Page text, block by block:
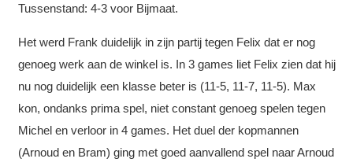
Tussenstand: 4-3 voor Bijmaat.
Het werd Frank duidelijk in zijn partij tegen Felix dat er nog
genoeg werk aan de winkel is. In 3 games liet Felix zien dat hij
nu nog duidelijk een klasse beter is (11-5, 11-7, 11-5). Max
kon, ondanks prima spel, niet constant genoeg spelen tegen
Michel en verloor in 4 games. Het duel der kopmannen
(Arnoud en Bram) ging met goed aanvallend spel naar Arnoud